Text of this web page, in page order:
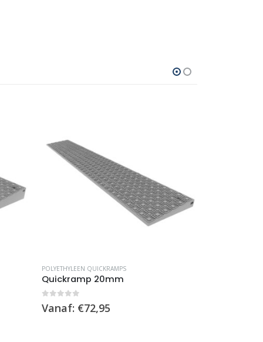
POLYETHYLEEN QUICKRAMPS
Quickramp 20mm
out of 5
Vanaf: €72,95